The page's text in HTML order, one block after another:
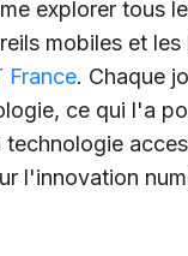
explorer tous
mobiles et
France. Chaque
ce qui l'a
l'innovation